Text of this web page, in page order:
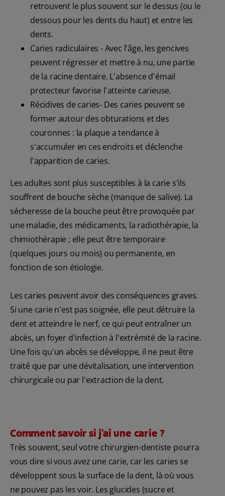
retrouvent le plus souvent sur le dessus (ou le
dessous pour les dents du haut) et entre les
dents.
Caries radiculaires - Avec l'âge, les gencives
peuvent régresser et mettre à nu, une partie
de la racine dentaire. L'absence d'émail
protecteur favorise l'atteinte carieuse.
Récidives de caries- Des caries peuvent se
former autour des obturations et des
couronnes : la plaque a tendance à
s'accumuler en ces endroits et déclenche
l'apparition de caries.
Les adultes sont plus susceptibles à la carie s'ils
souffrent de bouche sèche (manque de salive). La
sécheresse de la bouche peut être provoquée par
une maladie, des médicaments, la radiothérapie, la
chimiothérapie ; elle peut être temporaire
(quelques jours ou mois) ou permanente, en
fonction de son étiologie.
Les caries peuvent avoir des conséquences graves.
Si une carie n'est pas soignée, elle peut détruire la
dent et atteindre le nerf, ce qui peut entraîner un
abcès, un foyer d'infection à l'extrémité de la racine.
Une fois qu'un abcès se développe, il ne peut être
traité que par une dévitalisation, une intervention
chirurgicale ou par l'extraction de la dent.
Comment savoir si j'ai une carie ?
Très souvent, seul votre chirurgien-dentiste pourra
vous dire si vous avez une carie, car les caries se
développent sous la surface de la dent, là où vous
ne pouvez pas les voir. Les glucides (sucre et